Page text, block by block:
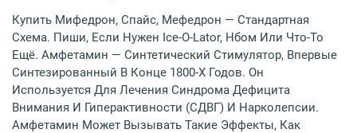
Купить Мифедрон, Спайс, Мефедрон — Стандартная
Схема. Пиши, Если Нужен Ice-O-Lator, Нбом Или Что-То
Ещё. Амфетамин — Синтетический Стимулятор, Впервые
Синтезированный В Конце 1800-Х Годов. Он
Используется Для Лечения Синдрома Дефицита
Внимания И Гиперактивности (СДВГ) И Нарколепсии.
Амфетамин Может Вызывать Такие Эффекты, Как